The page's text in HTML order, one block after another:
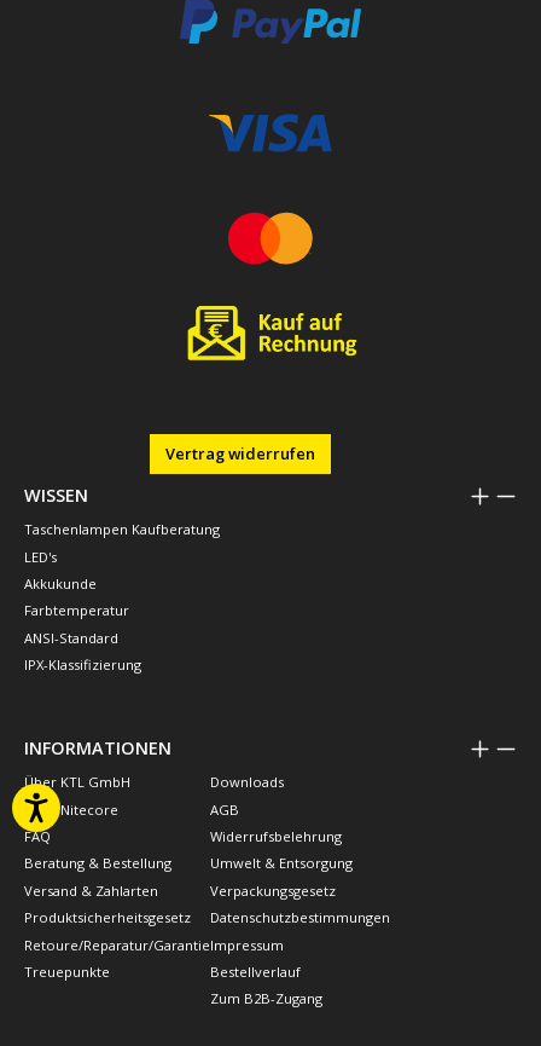
Vertrag widerrufen
WISSEN
Taschenlampen Kaufberatung
LED's
Akkukunde
Farbtemperatur
ANSI-Standard
IPX-Klassifizierung
INFORMATIONEN
Über KTL GmbH
Über Nitecore
FAQ
Beratung & Bestellung
Versand & Zahlarten
Produktsicherheitsgesetz
Retoure/Reparatur/Garantie
Treuepunkte
Downloads
AGB
Widerrufsbelehrung
Umwelt & Entsorgung
Verpackungsgesetz
Datenschutzbestimmungen
Impressum
Bestellverlauf
Zum B2B-Zugang